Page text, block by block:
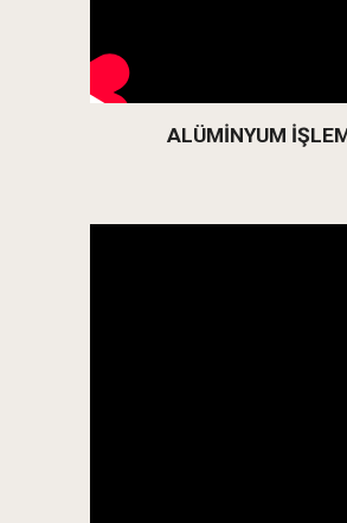
ALÜMİNYUM